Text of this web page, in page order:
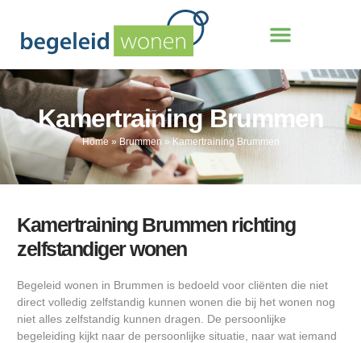
Kamertraining Brummen
Home »Brummen »Kamertraining Brummen
Kamertraining Brummen richting
zelfstandiger wonen
Begeleid wonen in Brummen is bedoeld voor cliënten die niet
direct volledig zelfstandig kunnen wonen die bij het wonen nog
niet alles zelfstandig kunnen dragen. De persoonlijke
begeleiding kijkt naar de persoonlijke situatie, naar wat iemand